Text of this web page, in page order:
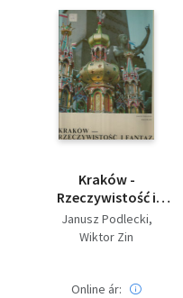
Kraków -
Rzeczywistość i
fantazja
Janusz Podlecki
Wiktor Zin
Online ár: